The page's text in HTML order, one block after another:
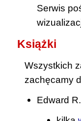
Serwis
Książki
Wszystkich
zachęcamy
Edward